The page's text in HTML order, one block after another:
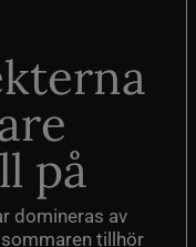
på
domineras av
tillhör